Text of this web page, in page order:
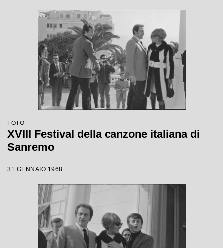
FOTO
XVIII Festival della canzone italiana di
Sanremo
31 GENNAIO 1968